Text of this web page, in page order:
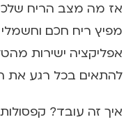
מפיץ ריח חכם
אפליקציה ישירות
להתאים בכל רגע את
איך זה עובד?